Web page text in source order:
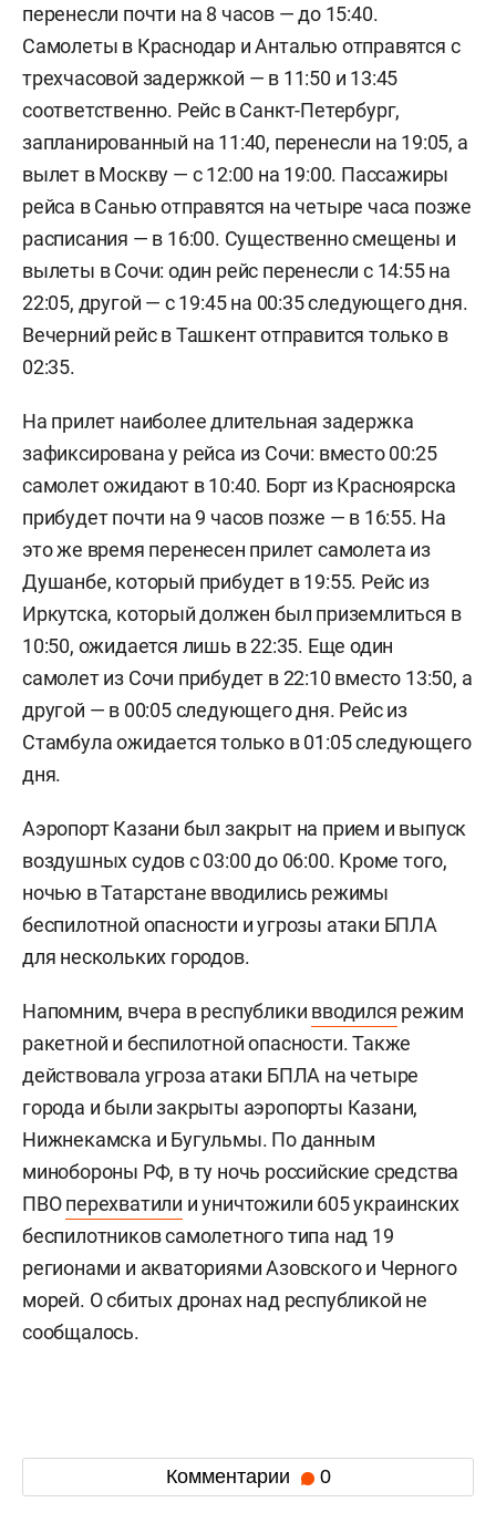
перенесли почти на 8 часов — до 15:40.
Самолеты в Краснодар и Анталью отправятся с
трехчасовой задержкой — в 11:50 и 13:45
соответственно. Рейс в Санкт-Петербург,
запланированный на 11:40, перенесли на 19:05, а
вылет в Москву — с 12:00 на 19:00. Пассажиры
рейса в Санью отправятся на четыре часа позже
расписания — в 16:00. Существенно смещены и
вылеты в Сочи: один рейс перенесли с 14:55 на
22:05, другой — с 19:45 на 00:35 следующего дня.
Вечерний рейс в Ташкент отправится только в
02:35.
На прилет наиболее длительная задержка
зафиксирована у рейса из Сочи: вместо 00:25
самолет ожидают в 10:40. Борт из Красноярска
прибудет почти на 9 часов позже — в 16:55. На
это же время перенесен прилет самолета из
Душанбе, который прибудет в 19:55. Рейс из
Иркутска, который должен был приземлиться в
10:50, ожидается лишь в 22:35. Еще один
самолет из Сочи прибудет в 22:10 вместо 13:50, а
другой — в 00:05 следующего дня. Рейс из
Стамбула ожидается только в 01:05 следующего
дня.
Аэропорт Казани был закрыт на прием и выпуск
воздушных судов с 03:00 до 06:00. Кроме того,
ночью в Татарстане вводились режимы
беспилотной опасности и угрозы атаки БПЛА
для нескольких городов.
Напомним, вчера в республики вводился режим
ракетной и беспилотной опасности. Также
действовала угроза атаки БПЛА на четыре
города и были закрыты аэропорты Казани,
Нижнекамска и Бугульмы. По данным
минобороны РФ, в ту ночь российские средства
ПВОперехватили и уничтожили 605 украинских
беспилотников самолетного типа над 19
регионами и акваториями Азовского и Черного
морей. О сбитых дронах над республикой не
сообщалось.
Комментарии 0